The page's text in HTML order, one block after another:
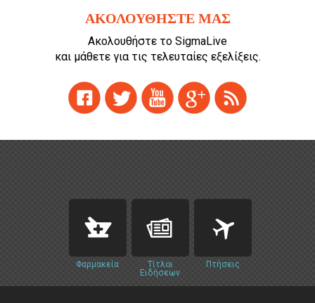
ΑΚΟΛΟΥΘΗΣΤΕ ΜΑΣ
Ακολουθήστε το SigmaLive
και μάθετε για τις τελευταίες εξελίξεις.
Φαρμακεία
Τίτλοι
Ειδήσεων
Πτήσεις